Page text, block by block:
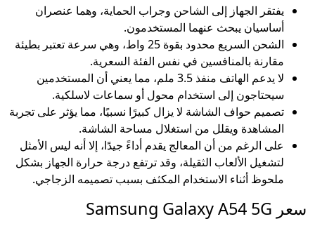
يفتقر الجهاز إلى الشاحن وجراب الحماية، وهما عنصران
أساسيان يبحث عنهما المستخدمون.
الشحن السريع محدود بقوة 25 واط، وهي سرعة تعتبر بطيئة
مقارنة بالمنافسين في نفس الفئة السعرية.
لا يدعم الهاتف منفذ 3.5 ملم، مما يعني أن المستخدمين
سيحتاجون إلى استخدام محول أو سماعات لاسلكية.
تصميم حواف الشاشة لا يزال كبيرًا نسبيًا، مما يؤثر على تجربة
المشاهدة ويقلل من استغلال مساحة الشاشة.
على الرغم من أن المعالج يقدم أداءً جيدًا، إلا أنه ليس الأمثل
لتشغيل الألعاب الثقيلة، وقد ترتفع درجة حرارة الجهاز بشكل
ملحوظ أثناء الاستخدام المكثف بسبب تصميمه الزجاجي.
سعر Samsung Galaxy A54 5G